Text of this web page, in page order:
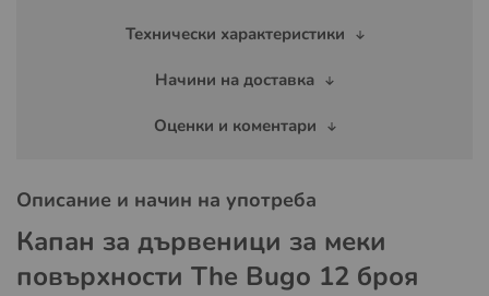
Технически характеристики
Начини на доставка
Оценки и коментари
Описание и начин на употреба
Капан за дървеници за меки
повърхности The Bugo 12 броя